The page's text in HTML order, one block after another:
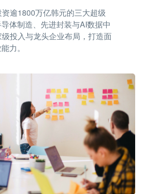
逾1800万亿韩元的三大超级
体制造、先进封装与AI数据中
投入与龙头企业布局，打造面
力。